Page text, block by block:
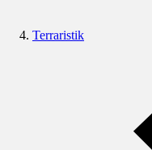
Terraristik